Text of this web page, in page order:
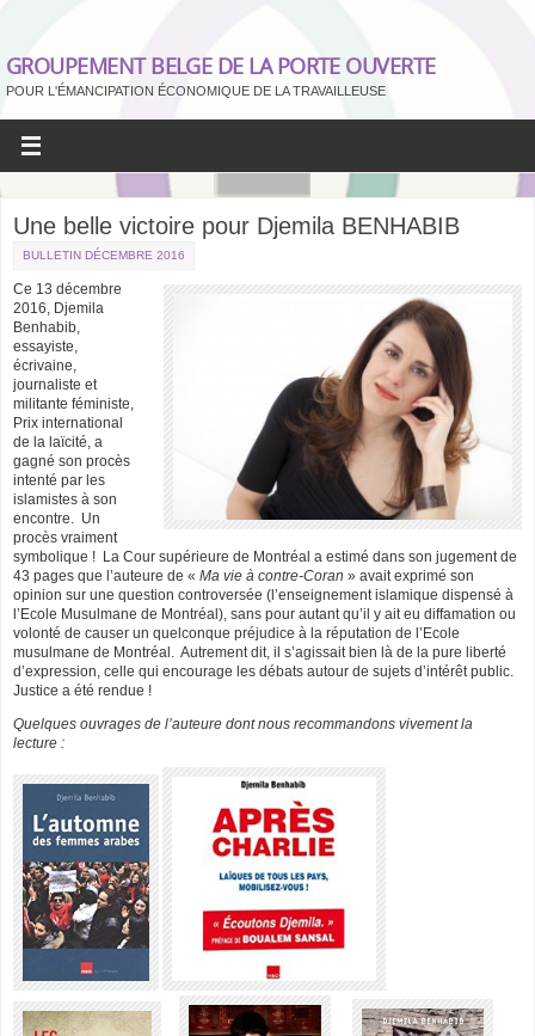
GROUPEMENT BELGE DE LA PORTE OUVERTE
POUR L'ÉMANCIPATION ÉCONOMIQUE DE LA TRAVAILLEUSE
Une belle victoire pour Djemila BENHABIB
BULLETIN DÉCEMBRE 2016
Ce 13 décembre
2016, Djemila
Benhabib,
essayiste,
écrivaine,
journaliste et
militante féministe,
Prix international
de la laïcité, a
gagné son procès
intenté par les
islamistes à son
encontre. Un
procès vraiment
symbolique ! La Cour supérieure de Montréal a estimé dans son jugement de
43 pages que l’auteure de « Ma vie à contre-Coran » avait exprimé son
opinion sur une question controversée (l’enseignement islamique dispensé à
l’Ecole Musulmane de Montréal), sans pour autant qu’il y ait eu diffamation ou
volonté de causer un quelconque préjudice à la réputation de l’Ecole
musulmane de Montréal. Autrement dit, il s’agissait bien là de la pure liberté
d’expression, celle qui encourage les débats autour de sujets d’intérêt public.
Justice a été rendue !
Quelques ouvrages de l’auteure dont nous recommandons vivement la
lecture :